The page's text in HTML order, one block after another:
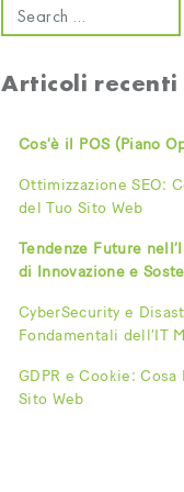
Articoli recenti
Cos’è il POS (Piano
Ottimizzazione SEO:
del Tuo Sito Web
Tendenze Future
di Innovazione e
CyberSecurity e
Fondamentali dell’IT
GDPR e Cookie:
Sito Web